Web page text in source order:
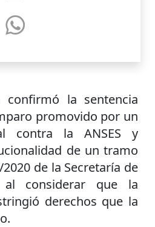
confirmó la sentencia
promovido por un
contra la ANSES y
de un tramo
de la Secretaría de
al considerar que la
derechos que la